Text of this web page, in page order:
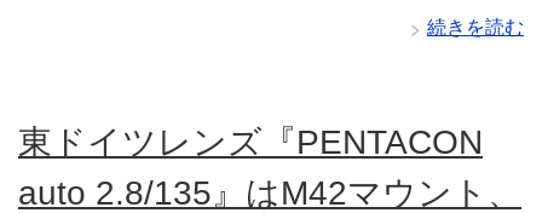
続きを読む
東ドイツレンズ『PENTACON
auto 2.8/135』はM42マウント、